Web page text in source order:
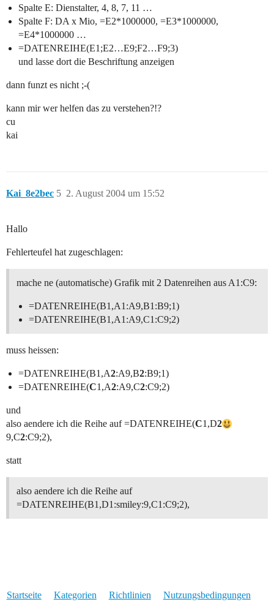
Spalte E: Dienstalter, 4, 8, 7, 11 …
Spalte F: DA x Mio, =E2*1000000, =E3*1000000,
=E4*1000000 …
=DATENREIHE(E1;E2…E9;F2…F9;3)
und lasse dort die Beschriftung anzeigen
dann funzt es nicht ;-(
kann mir wer helfen das zu verstehen?!?
cu
kai
Kai_8e2bec 2. August 2004 um 15:52
5
Hallo
Fehlerteufel hat zugeschlagen:
mache ne (automatische) Grafik mit 2 Datenreihen aus A1:C9:
=DATENREIHE(B1,A1:A9,B1:B9;1)
=DATENREIHE(B1,A1:A9,C1:C9;2)
muss heissen:
=DATENREIHE(B1,A2:A9,B2:B9;1)
=DATENREIHE(C1,A2:A9,C2:C9;2)
und
also aendere ich die Reihe auf =DATENREIHE(C1,D2
9,C2:C9;2),
statt
also aendere ich die Reihe auf
=DATENREIHE(B1,D1:smiley:9,C1:C9;2),
Startseite Kategorien Richtlinien Nutzungsbedingungen